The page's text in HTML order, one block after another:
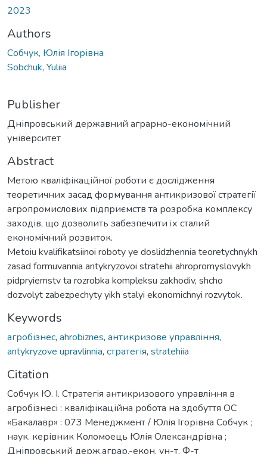
2023
Authors
Собчук, Юлія Ігорівна
Sobchuk, Yuliia
Publisher
Дніпровський державний аграрно-економічний
університет
Abstract
Метою кваліфікаційної роботи є дослідження
теоретичних засад формування антикризової стратегії
агропромислових підприємств та розробка комплексу
заходів, що дозволить забезпечити їх сталий
економічний розвиток.
Metoiu kvalifikatsiinoi roboty ye doslidzhennia teoretychnykh
zasad formuvannia antykryzovoi stratehii ahropromyslovykh
pidpryiemstv ta rozrobka kompleksu zakhodiv, shcho
dozvolyt zabezpechyty yikh stalyi ekonomichnyi rozvytok.
Keywords
агробізнес, ahrobiznes, антикризове управління,
antykryzove upravlinnia, стратегія, stratehiia
Citation
Собчук Ю. І. Стратегія антикризового управління в
агробізнесі : кваліфікаційна робота на здобуття ОС
«Бакалавр» : 073 Менеджмент / Юлія Ігорівна Собчук ;
наук. керівник Коломоець Юлія Олександрівна ;
Дніпровський держ.аграр.-екон. ун-т, Ф-т